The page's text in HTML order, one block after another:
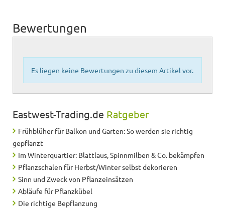
Bewertungen
Es liegen keine Bewertungen zu diesem Artikel vor.
Eastwest-Trading.de Ratgeber
Frühblüher für Balkon und Garten: So werden sie richtig
gepflanzt
Im Winterquartier: Blattlaus, Spinnmilben & Co. bekämpfen
Pflanzschalen für Herbst/Winter selbst dekorieren
Sinn und Zweck von Pflanzeinsätzen
Abläufe für Pflanzkübel
Die richtige Bepflanzung